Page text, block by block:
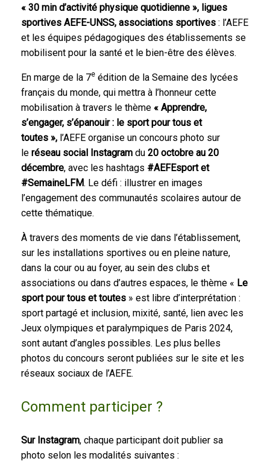
« 30 min d’activité physique quotidienne », ligues
sportives AEFE-UNSS, associations sportives : l’AEFE
et les équipes pédagogiques des établissements se
mobilisent pour la santé et le bien-être des élèves.
En marge de la 7e édition de la Semaine des lycées
français du monde, qui mettra à l’honneur cette
mobilisation à travers le thème « Apprendre,
s’engager, s’épanouir : le sport pour tous et
toutes », l’AEFE organise un concours photo sur
le réseau social Instagram du 20 octobre au 20
décembre, avec les hashtags #AEFEsport et
#SemaineLFM. Le défi : illustrer en images
l’engagement des communautés scolaires autour de
cette thématique.
À travers des moments de vie dans l’établissement,
sur les installations sportives ou en pleine nature,
dans la cour ou au foyer, au sein des clubs et
associations ou dans d’autres espaces, le thème « Le
sport pour tous et toutes » est libre d’interprétation :
sport partagé et inclusion, mixité, santé, lien avec les
Jeux olympiques et paralympiques de Paris 2024,
sont autant d’angles possibles. Les plus belles
photos du concours seront publiées sur le site et les
réseaux sociaux de l’AEFE.
Comment participer ?
Sur Instagram, chaque participant doit publier sa
photo selon les modalités suivantes :